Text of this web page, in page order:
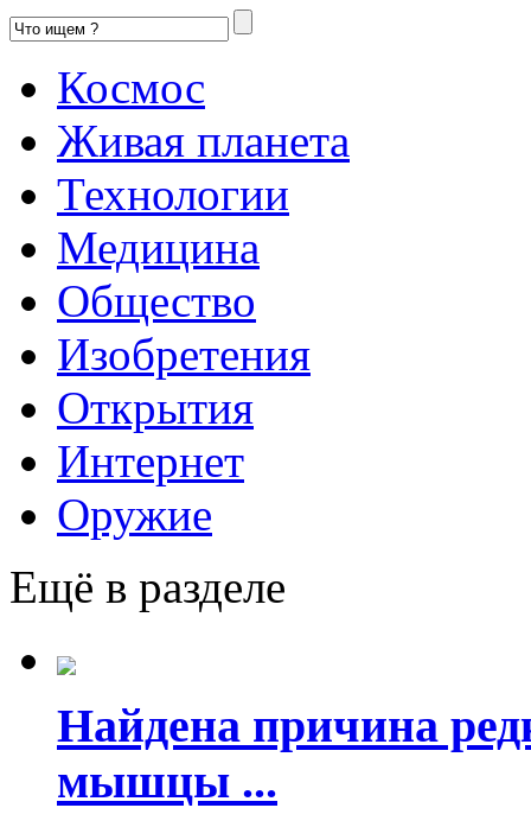
Космос
Живая планета
Технологии
Медицина
Общество
Изобретения
Открытия
Интернет
Оружие
Ещё в разделе
Найдена причина
мышцы ...